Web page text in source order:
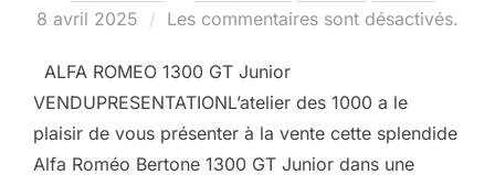
8 avril 2025 Les commentaires sont désactivés.
ALFA ROMEO 1300 GT Junior
VENDUPRESENTATIONL’atelier des 1000 a le
plaisir de vous présenter à la vente cette splendide
Alfa Roméo Bertone 1300 GT Junior dans une